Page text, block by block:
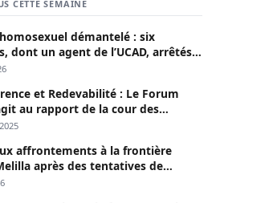
CETTE SEMAINE
démantelé : six
dont un agent de l’UCAD, arrêtés à
; l’un avoue avoir propagé le
et Redevabilité : Le Forum
au rapport de la cour des
affrontements à la frontière
après des tentatives de